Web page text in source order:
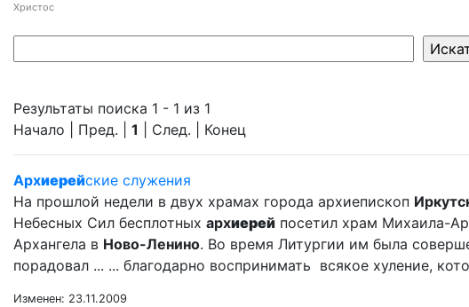
Христос
Результаты поиска 1 - 1 из 1
Начало | Пред. | 1 | След. | Конец
Архиерейские служения
На прошлой недели в двух храмах города архиепископ
Небесных Сил бесплотных архиерей посетил храм Михаила-
Архангела в Ново-Ленино. Во время Литургии им была
порадовал ... ... благодарно воспринимать всякое хуление,
Изменен: 23.11.2009